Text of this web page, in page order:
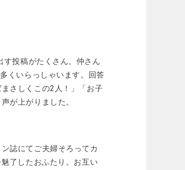
す投稿がたくさん。仲さん
くいらっしゃいます。回答
さしくこの2人！」「お子
が上がりました。
誌にてご夫婦そろってカ
了したおふたり。お互い